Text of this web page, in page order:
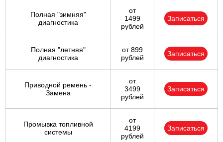
Полная "зимняя"
диагностика
от
1499
рублей
Записаться
Полная "летняя"
диагностика
от 899
рублей
Записаться
Приводной ремень -
Замена
от
3499
рублей
Записаться
Промывка топливной
системы
от
4199
рублей
Записаться